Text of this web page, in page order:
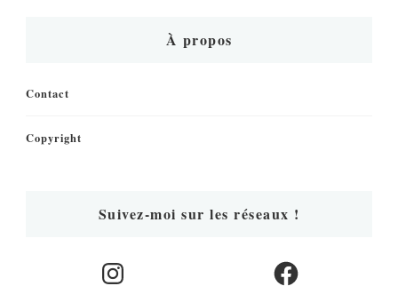
À propos
Contact
Copyright
Suivez-moi sur les réseaux !
Instagram Facebook